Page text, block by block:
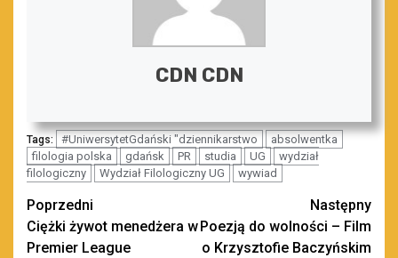
CDN CDN
Tags: #UniwersytetGdański "dziennikarstwo
absolwentka
filologia polska
gdańsk PR studia UG
wydział
filologiczny
Wydział Filologiczny UG wywiad
Zobacz
wpisy
Poprzedni
Ciężki żywot menedżera w
Premier League
Następny
Poezją do wolności – Film
o Krzysztofie Baczyńskim